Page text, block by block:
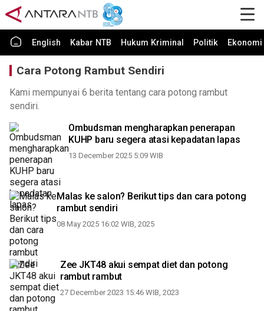
English Kabar NTB Hukum Kriminal Politik
Cara Potong Rambut Sendiri
Kami mempunyai 6 berita tentang cara potong rambut
sendiri.
Ombudsman mengharapkan penerapan
KUHP baru segera atasi kepadatan lapas
13 December 2025 5:09 WIB
Malas ke salon? Berikut tips dan cara potong
rambut sendiri
08 May 2025 16:02 WIB, 2025
Zee JKT48 akui sempat diet dan potong
rambut rambut
27 December 2023 15:46 WIB, 2023